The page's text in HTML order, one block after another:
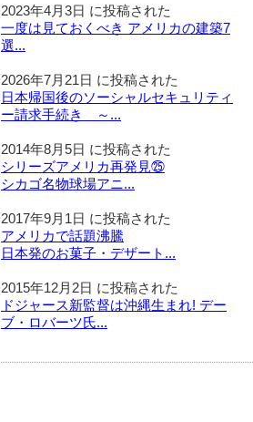
2023年4月3日 に投稿された
一度は見ておくべき アメリカの建築7
選...
2026年7月21日 に投稿された
日本帰国後のソーシャルセキュリティ
ー請求手続き ～...
2014年8月5日 に投稿された
シリーズアメリカ再発見㉕
シカゴ名物球場アニ...
2017年9月1日 に投稿された
アメリカで話題沸騰
日本発のお菓子・デザート...
2015年12月2日 に投稿された
ドジャース新監督は沖縄生まれ! デー
ブ・ロバーツ氏...